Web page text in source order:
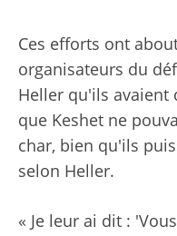
Ces efforts ont
organisateurs du
Heller qu'ils avaient
que Keshet ne
char, bien qu'ils
selon Heller.
« Je leur ai dit :